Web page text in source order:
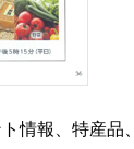
情報、特産品、